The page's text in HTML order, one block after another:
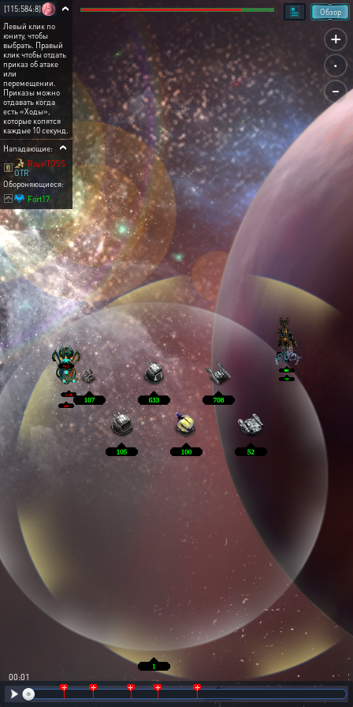
+
.
-
Обзор
[115:584:8]
Левый клик по
юниту, чтобы
выбрать. Правый
клик чтобы отдать
приказ об атаке
или
перемещении.
Приказы можно
отдавать когда
есть «Ходы»,
которые копятся
каждые 10 секунд.
Нападающие:
RoyalTOSS
OTR
Обороняющиеся:
Fort17
00:02